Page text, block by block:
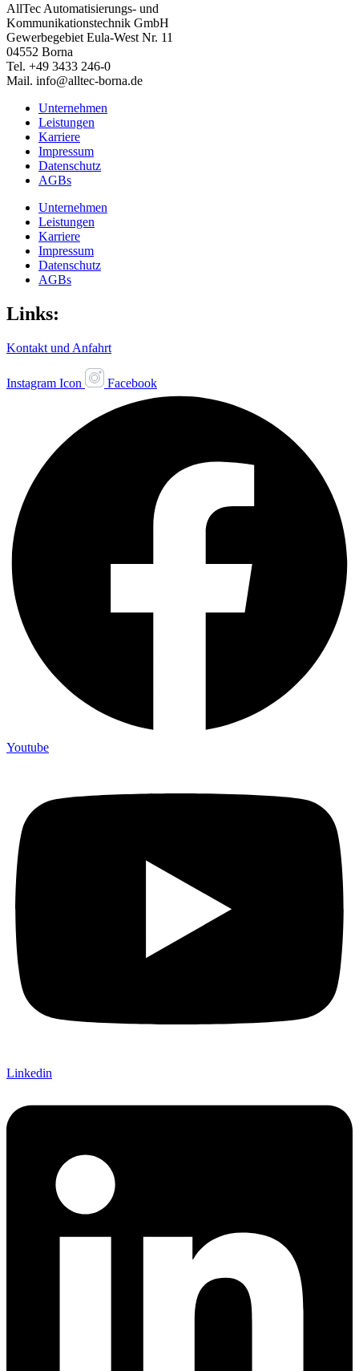
AllTec Automatisierungs- und
Kommunikationstechnik GmbH
Gewerbegebiet Eula-West Nr. 11
04552 Borna
Tel. +49 3433 246-0
Mail. info@alltec-borna.de
Unternehmen
Leistungen
Karriere
Impressum
Datenschutz
AGBs
Unternehmen
Leistungen
Karriere
Impressum
Datenschutz
AGBs
Links:
Kontakt und Anfahrt
Instagram Icon Facebook
Youtube
Linkedin